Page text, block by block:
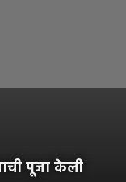
पूजा केली